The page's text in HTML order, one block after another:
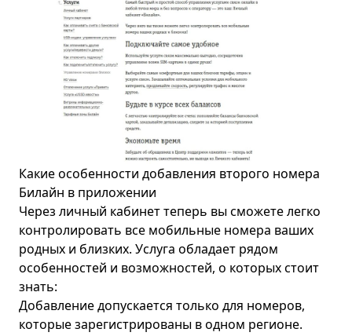
Какие особенности добавления второго номера
Билайн в приложении
Через личный кабинет теперь вы сможете легко
контролировать все мобильные номера ваших
родных и близких. Услуга обладает рядом
особенностей и возможностей, о которых стоит
знать:
Добавление допускается только для номеров,
которые зарегистрированы в одном регионе.